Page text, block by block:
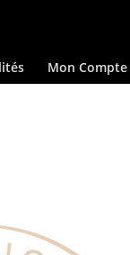
Mon Compte